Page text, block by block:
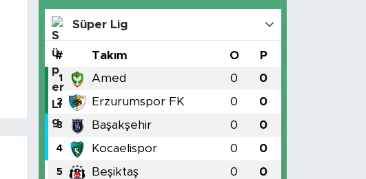
Süper Lig
# Takım O P
1 Amed 0 0
2 Erzurumspor FK 0 0
3 Başakşehir 0 0
4 Kocaelispor 0 0
5 Beşiktaş 0 0